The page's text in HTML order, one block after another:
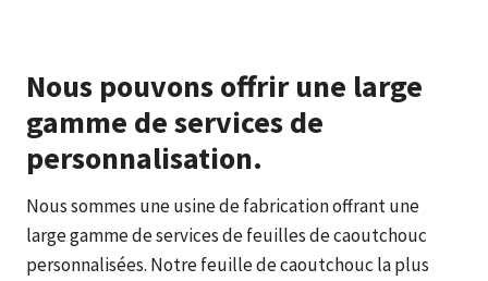
Nous pouvons offrir une large
gamme de services de
personnalisation.
Nous sommes une usine de fabrication offrant une
large gamme de services de feuilles de caoutchouc
personnalisées. Notre feuille de caoutchouc la plus